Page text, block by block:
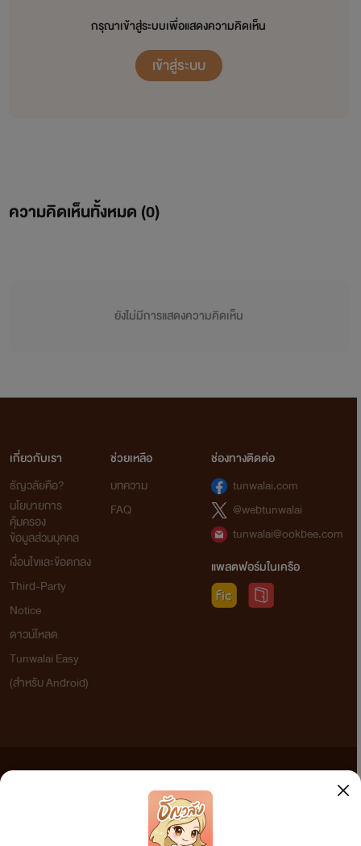
กรุณาเข้าสู่ระบบเพื่อแสดงความคิดเห็น
เข้าสู่ระบบ
ความคิดเห็นทั้งหมด (0)
ยังไม่มีการแสดงความคิดเห็น
เกี่ยวกับเรา
ธัญวลัยคือ?
นโยบายการ
คุ้มครอง
ข้อมูลส่วนบุคคล
เงื่อนไขและข้อตกลง
Third-Party
Notice
ดาวน์โหลด
Tunwalai Easy
(สำหรับ Android)
ช่วยเหลือ
บทความ
FAQ
ช่องทางติดต่อ
tunwalai.com
@webtunwalai
tunwalai@ookbee.com
แพลตฟอร์มในเครือ
เว็บไซต์แห่งนี้ไม่ได้เห็นด้วยและไม่ขอรับผิดชอบต่อข้อความใดๆ ทั้งสิ้น ดังนั้นผู้อ่านทุกท่านโปรดใช้
วิจารณญาณในการกลั่นกรองด้วยตนเอง และหากท่านพบข้อความใดๆ ที่ขัดต่อกฎหมายและศีลธรรม
กรุณาแจ้งมาที่ tunwalai@ookbee.com เพื่อทีมงานจะได้ดำเนินการในทันที ทั้งนี้ ทางเว็บไซต์ขอสงวน